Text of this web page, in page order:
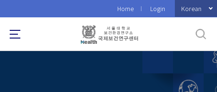
로
메
Home Login Korean